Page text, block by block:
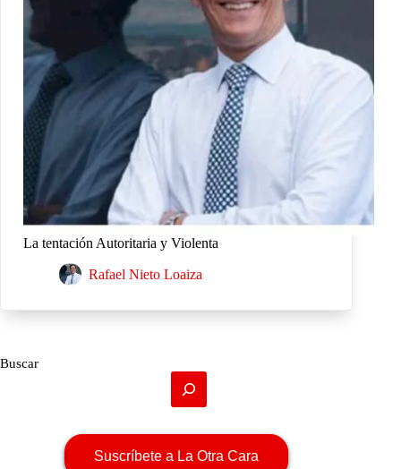
La tentación Autoritaria y Violenta
Rafael Nieto Loaiza
Buscar
Suscríbete a La Otra Cara